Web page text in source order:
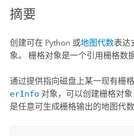
摘要
创建可在 Python 或地图代数表达
象。 栅格对象是一个引用栅格数
通过提供指向磁盘上某一现有栅
erInfo 对象，可以创建栅格对
是任意可生成栅格输出的地图代数